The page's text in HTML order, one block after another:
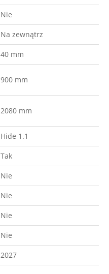
Nie
Na zewnątrz
40 mm
900 mm
2080 mm
Hide 1.1
Tak
Nie
Nie
Nie
Nie
2027